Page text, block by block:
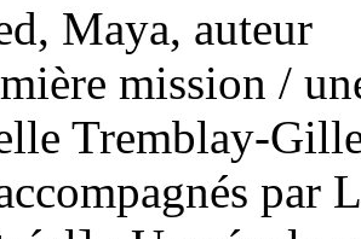
Maya, auteur
mission /
Tremblay-
par